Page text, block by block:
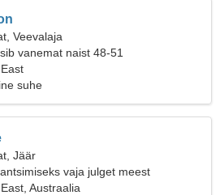
Veevalaja
vanemat naist 48-51
suhe
Jäär
vaja julget meest
Austraalia